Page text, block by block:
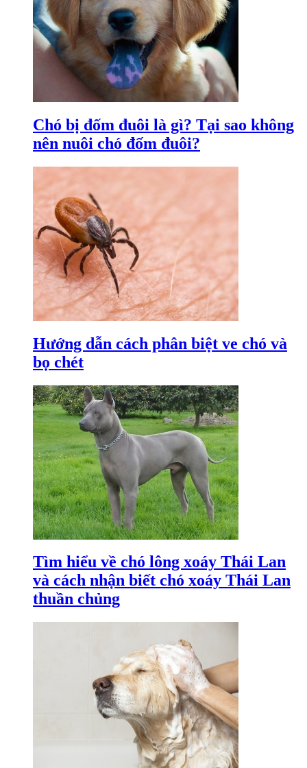
Chó bị đốm đuôi là gì? Tại sao không
nên nuôi chó đốm đuôi?
Hướng dẫn cách phân biệt ve chó và
bọ chét
Tìm hiểu về chó lông xoáy Thái Lan
và cách nhận biết chó xoáy Thái Lan
thuần chủng